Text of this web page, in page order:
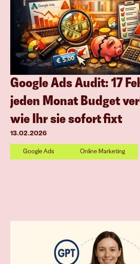
Google Ads Audit: 17
jeden Monat Budget
wie Ihr sie sofort fixt
13.02.2026
Google Ads Online Marketing